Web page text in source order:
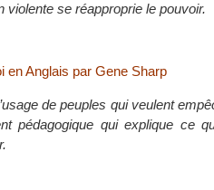
se réapproprie le pouvoir.
en Anglais par Gene Sharp
de peuples qui veulent
pédagogique qui explique ce